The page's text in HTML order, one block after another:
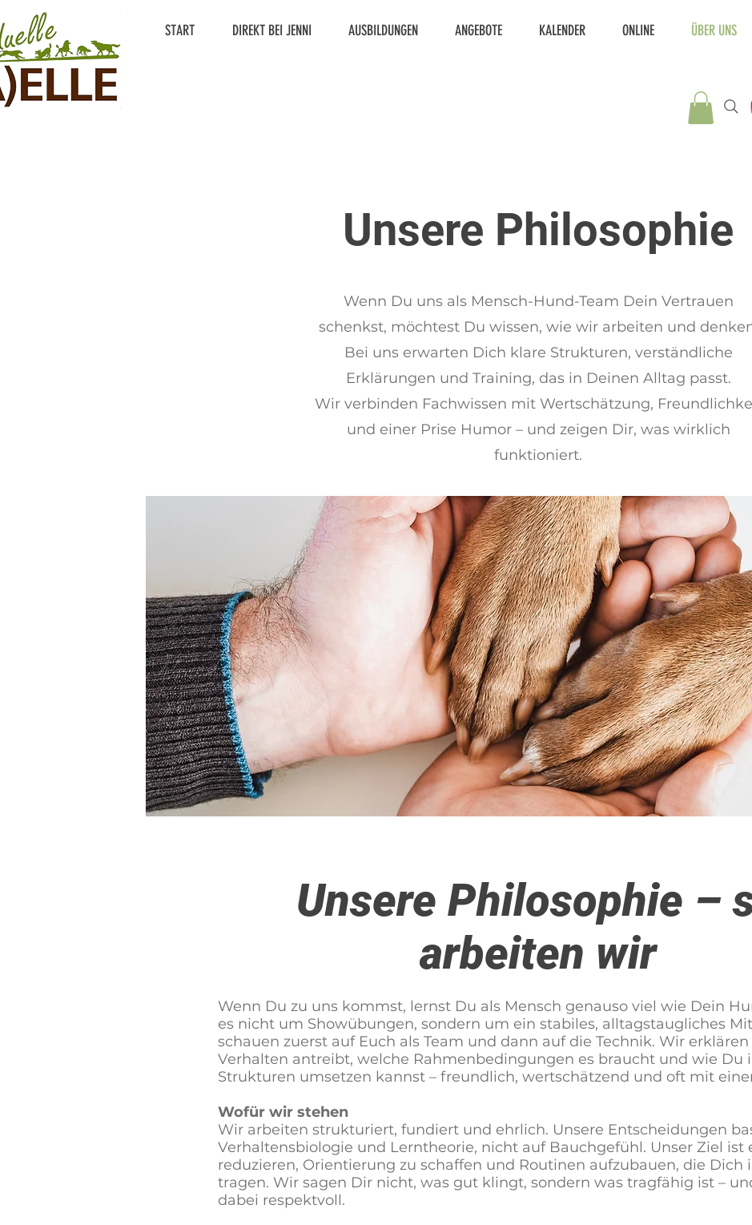
START DIREKT BEI JENNI AUSBILDUNGEN ANGEBOTE KALENDER ONLINE ÜBER UNS
Unsere Philosophie
Wenn Du uns als Mensch-Hund-Team Dein Vertrauen
schenkst, möchtest Du wissen, wie wir arbeiten und
Bei uns erwarten Dich klare Strukturen, verständliche
Erklärungen und Training, das in Deinen Alltag passt.
Wir verbinden Fachwissen mit Wertschätzung,
und einer Prise Humor – und zeigen Dir, was wirklich
funktioniert.
Unsere Philosophie –
arbeiten wir
Wenn Du zu uns kommst, lernst Du als Mensch genauso viel wie Dein
es nicht um Showübungen, sondern um ein stabiles, alltagstaugliches
schauen zuerst auf Euch als Team und dann auf die Technik. Wir
Verhalten antreibt, welche Rahmenbedingungen es braucht und wie Du
Strukturen umsetzen kannst – freundlich, wertschätzend und oft mit
Wofür wir stehen
Wir arbeiten strukturiert, fundiert und ehrlich. Unsere Entscheidungen
Verhaltensbiologie und Lerntheorie, nicht auf Bauchgefühl. Unser Ziel ist
reduzieren, Orientierung zu schaffen und Routinen aufzubauen, die Dich
tragen. Wir sagen Dir nicht, was gut klingt, sondern was tragfähig ist –
dabei respektvoll.